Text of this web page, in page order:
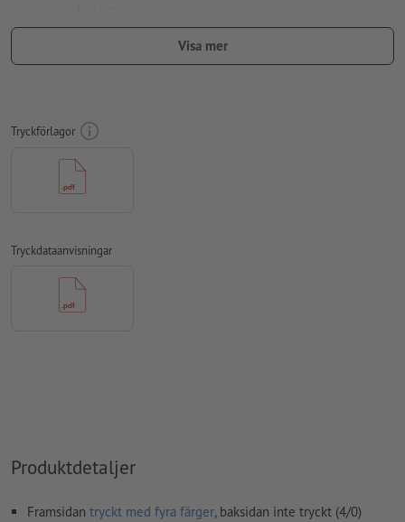
måste våra fullständigt inbäddade eller
konverterade till kurvor
stavfel och sättningsfel
övertrycksinställningar
kommentarer
Hur skapar jag utskriftsdata korrekt?
Visa mer
Tryckförlagor
Tryckdataanvisningar
Produktdetaljer
Framsidan tryckt med fyra färger, baksidan inte tryckt (4/0)